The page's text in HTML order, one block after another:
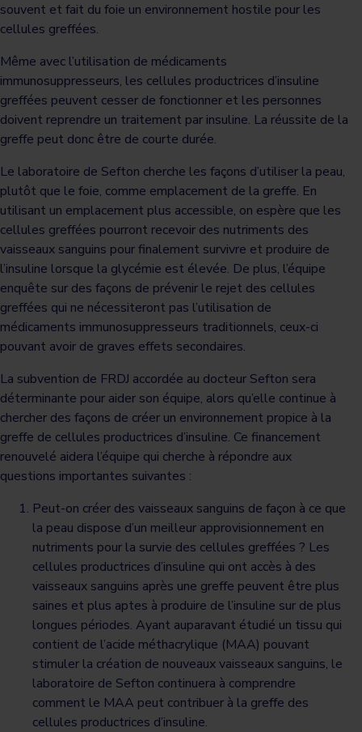
souvent et fait du foie un environnement hostile pour les
cellules greffées.
Même avec l’utilisation de médicaments
immunosuppresseurs, les cellules productrices d’insuline
greffées peuvent cesser de fonctionner et les personnes
doivent reprendre un traitement par insuline. La réussite de la
greffe peut donc être de courte durée.
Le laboratoire de Sefton cherche les façons d’utiliser la peau,
plutôt que le foie, comme emplacement de la greffe. En
utilisant un emplacement plus accessible, on espère que les
cellules greffées pourront recevoir des nutriments des
vaisseaux sanguins pour finalement survivre et produire de
l’insuline lorsque la glycémie est élevée. De plus, l’équipe
enquête sur des façons de prévenir le rejet des cellules
greffées qui ne nécessiteront pas l’utilisation de
médicaments immunosuppresseurs traditionnels, ceux-ci
pouvant avoir de graves effets secondaires.
La subvention de FRDJ accordée au docteur Sefton sera
déterminante pour aider son équipe, alors qu’elle continue à
chercher des façons de créer un environnement propice à la
greffe de cellules productrices d’insuline. Ce financement
renouvelé aidera l’équipe qui cherche à répondre aux
questions importantes suivantes :
Peut-on créer des vaisseaux sanguins de façon à ce que
la peau dispose d’un meilleur approvisionnement en
nutriments pour la survie des cellules greffées ? Les
cellules productrices d’insuline qui ont accès à des
vaisseaux sanguins après une greffe peuvent être plus
saines et plus aptes à produire de l’insuline sur de plus
longues périodes. Ayant auparavant étudié un tissu qui
contient de l’acide méthacrylique (MAA) pouvant
stimuler la création de nouveaux vaisseaux sanguins, le
laboratoire de Sefton continuera à comprendre
comment le MAA peut contribuer à la greffe des
cellules productrices d’insuline.